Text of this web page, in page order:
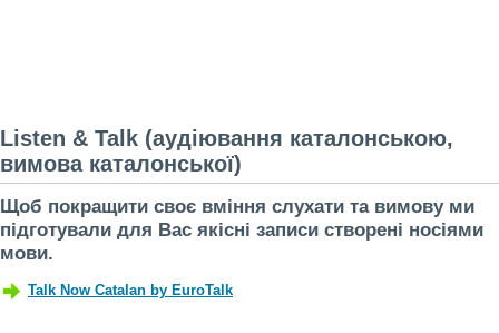
Listen & Talk (аудіювання каталонською,
вимова каталонської)
Щоб покращити своє вміння слухати та вимову ми
підготували для Вас якісні записи створені носіями
мови.